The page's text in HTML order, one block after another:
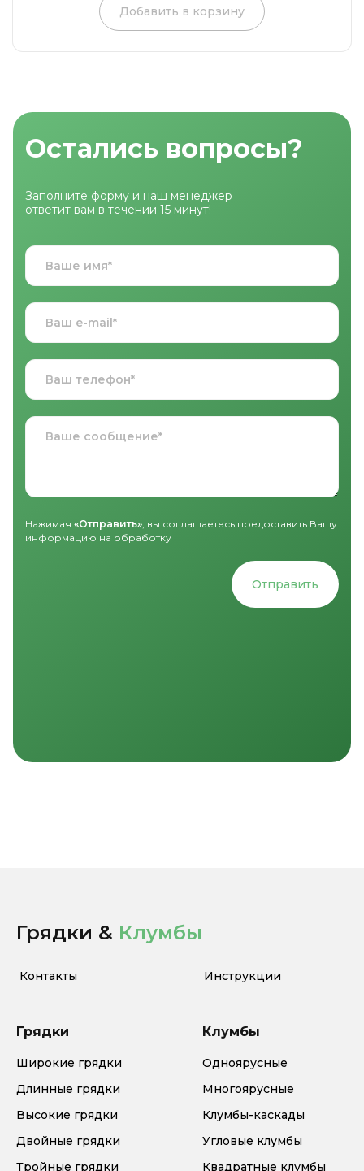
Добавить в корзину
Остались вопросы?
Заполните форму и наш менеджер
ответит вам в течении 15 минут!
Нажимая «Отправить» , вы соглашаетесь предоставить Вашу
информацию на обработку
Отправить
Грядки & Клумбы
Контакты Инструкции
Грядки
Широкие грядки
Длинные грядки
Высокие грядки
Двойные грядки
Тройные грядки
Клумбы
Одноярусные
Многоярусные
Клумбы-каскады
Угловые клумбы
Квадратные клумбы